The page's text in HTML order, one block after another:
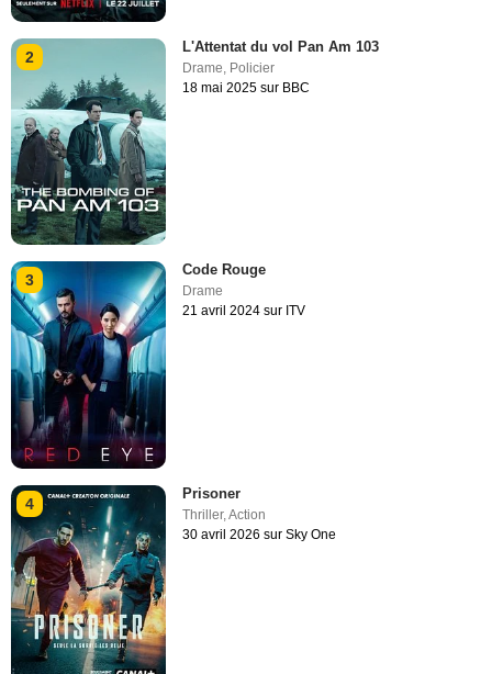
2
L'Attentat du vol Pan Am 103
Drame, Policier
18 mai 2025 sur BBC
3
Code Rouge
Drame
21 avril 2024 sur ITV
4
Prisoner
Thriller,Action
30 avril 2026 sur Sky One